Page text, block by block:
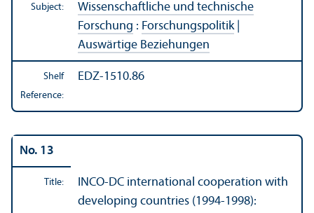
Subject:
Wissenschaftliche und technische
Forschung : Forschungspolitik|
Auswärtige Beziehungen
Shelf
Reference:
EDZ-1510.86
No. 13
Title:
INCO-DC international cooperation with
developing countries (1994-1998):